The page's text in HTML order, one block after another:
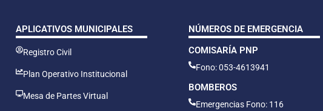
APLICATIVOS MUNICIPALES
Registro Civil
Plan Operativo Institucional
Mesa de Partes Virtual
NÚMEROS DE EMERGENCIA
COMISARÍA PNP
Fono: 053-4613941
BOMBEROS
Emergencias Fono: 116